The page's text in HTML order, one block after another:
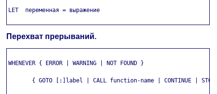
LET  переменная = выражение
Перехват прерываний.
WHENEVER { ERROR | WARNING | NOT FOUND }
{ GOTO [:]label | CALL function-name | CONTINUE | STOP